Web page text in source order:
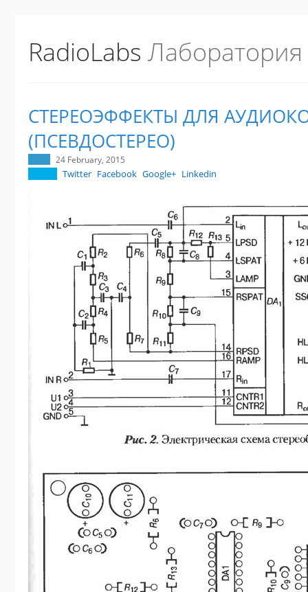
RadioLabs
СТЕРЕОЭФФЕКТЫ ДЛЯ
(ПСЕВДОСТЕРЕО)
24 February, 2015
Twitter Facebook Google+ Linkedin